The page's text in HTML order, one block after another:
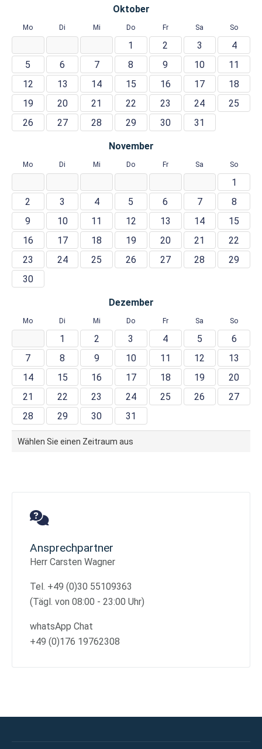
Oktober
Mo Di Mi Do Fr Sa So
1 2 3
4
5
6 7 8 9 10
11
12
13 14 15 16 17
18
19
20 21 22 23 24
25
26
27 28 29 30 31
November
Mo Di Mi Do Fr Sa So
1
2
3 4 5 6 7
8
9
10 11 12 13 14
15
16
17 18 19 20 21
22
23
24 25 26 27 28
29
30
Dezember
Mo Di Mi Do Fr Sa So
1 2 3 4 5
6
7
8 9 10 11 12
13
14
15 16 17 18 19
20
21
22 23 24 25 26
27
28
29 30 31
Wählen Sie einen Zeitraum aus
Ansprechpartner
Herr Carsten Wagner
Tel. +49 (0)30 55109363
(Tägl. von 08:00 - 23:00 Uhr)
whatsApp Chat
+49 (0)176 19762308